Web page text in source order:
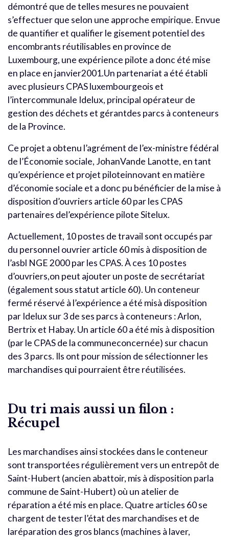
démontré que de telles mesures ne pouvaient
s’effectuer que selon une approche empirique. Envue
de quantifier et qualifier le gisement potentiel des
encombrants réutilisables en province de
Luxembourg, une expérience pilote a donc été mise
en place en janvier2001.Un partenariat a été établi
avec plusieurs CPAS luxembourgeois et
l’intercommunale Idelux, principal opérateur de
gestion des déchets et gérantdes parcs à conteneurs
de la Province.
Ce projet a obtenu l’agrément de l’ex-ministre fédéral
de l’Économie sociale, JohanVande Lanotte, en tant
qu’expérience et projet piloteinnovant en matière
d’économie sociale et a donc pu bénéficier de la mise à
disposition d’ouvriers article 60 par les CPAS
partenaires del’expérience pilote Sitelux.
Actuellement, 10 postes de travail sont occupés par
du personnel ouvrier article 60 mis à disposition de
l’asbl NGE 2000 par les CPAS. À ces 10 postes
d’ouvriers,on peut ajouter un poste de secrétariat
(également sous statut article 60). Un conteneur
fermé réservé à l’expérience a été misà disposition
par Idelux sur 3 de ses parcs à conteneurs : Arlon,
Bertrix et Habay. Un article 60 a été mis à disposition
(par le CPAS de la communeconcernée) sur chacun
des 3 parcs. Ils ont pour mission de sélectionner les
marchandises qui pourraient être réutilisées.
Du tri mais aussi un filon :
Récupel
Les marchandises ainsi stockées dans le conteneur
sont transportées régulièrement vers un entrepôt de
Saint-Hubert (ancien abattoir, mis à disposition parla
commune de Saint-Hubert) où un atelier de
réparation a été mis en place. Quatre articles 60 se
chargent de tester l’état des marchandises et de
laréparation des gros blancs (machines à laver,